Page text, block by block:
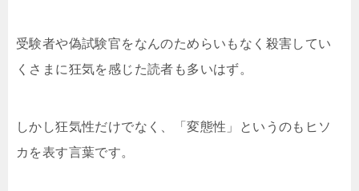
受験者や偽試験官をなんのためらいもなく殺害してい
くさまに狂気を感じた読者も多いはず。
しかし狂気性だけでなく、「変態性」というのもヒソ
カを表す言葉です。